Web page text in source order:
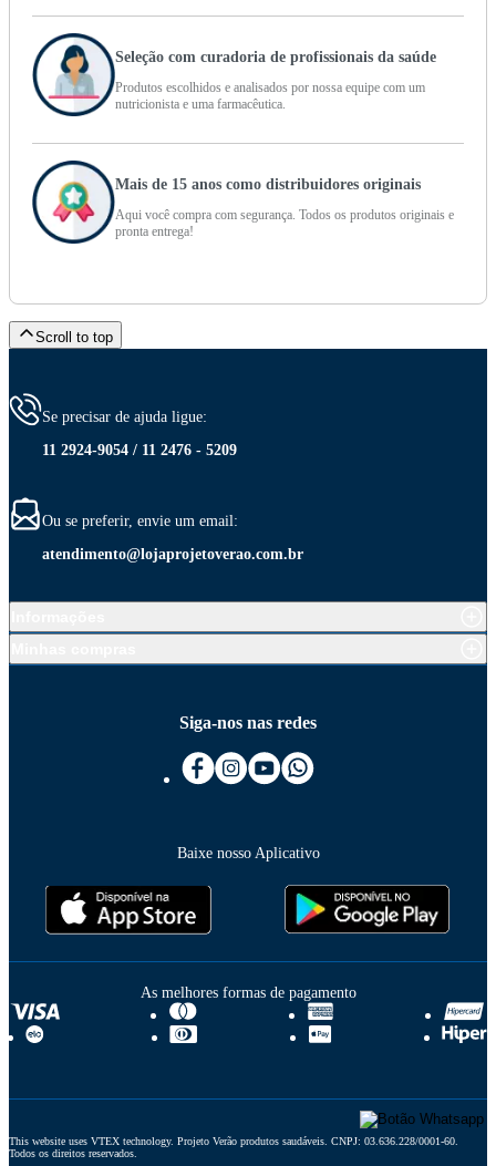
Seleção com curadoria de profissionais da saúde
Produtos escolhidos e analisados por nossa equipe com um
nutricionista e uma farmacêutica.
Mais de 15 anos como distribuidores originais
Aqui você compra com segurança. Todos os produtos originais e
pronta entrega!
Scroll to top
Se precisar de ajuda ligue:
11 2924-9054 / 11 2476 - 5209
Ou se preferir, envie um email:
atendimento@lojaprojetoverao.com.br
Siga-nos nas redes
Baixe nosso Aplicativo
As melhores formas de pagamento
This website uses VTEX technology. Projeto Verão produtos saudáveis. CNPJ: 03.636.228/0001-60.
Todos os direitos reservados.